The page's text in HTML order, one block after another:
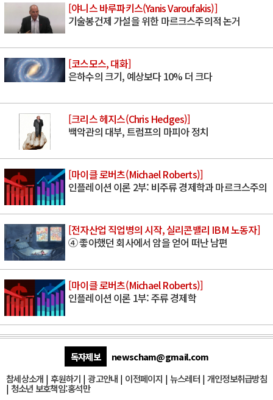
[야니스 바루파키스(Yanis Varoufakis)]
기술봉건제 가설을 위한 마르크스주의적 논거
[코스모스, 대화]
은하수의 크기, 예상보다 10% 더 크다
[크리스 헤지스(Chris Hedges)]
백악관의 대부, 트럼프의 마피아 정치
[마이클 로버츠(Michael Roberts)]
인플레이션 이론 2부: 비주류 경제학과 마르크스주의
[전자산업 직업병의 시작, 실리콘밸리 IBM 노동자]
④ 좋아했던 회사에서 암을 얻어 떠난 남편
[마이클 로버츠(Michael Roberts)]
인플레이션 이론 1부: 주류 경제학
독자제보
newscham@gmail.com
참세상소개 | 후원하기 |광고안내 | 이전페이지 | 뉴스레터| 개인정보취급방침
| 청소년 보호책임:홍석만